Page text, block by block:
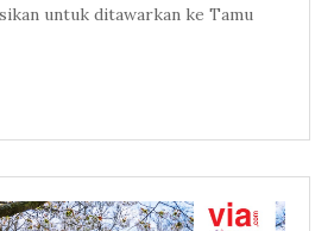
untuk ditawarkan ke Tamu